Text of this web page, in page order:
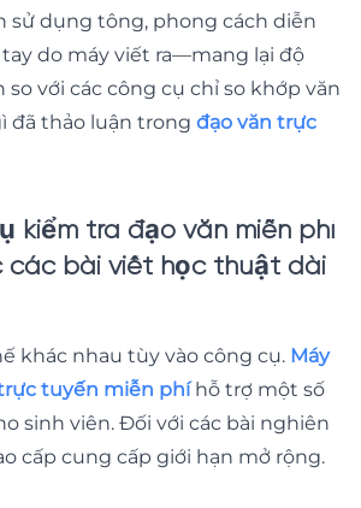
sử dụng tông, phong cách diễn
tay do máy viết ra—mang lại độ
so với các công cụ chỉ so khớp văn
đã thảo luận trong đạo văn trực
kiểm tra đạo văn miễn phí
bài viết học thuật dài
khác nhau tùy vào công cụ. Máy
tuyến miễn phíhỗ trợ một số
sinh viên. Đối với các bài nghiên
cấp cung cấp giới hạn mở rộng.